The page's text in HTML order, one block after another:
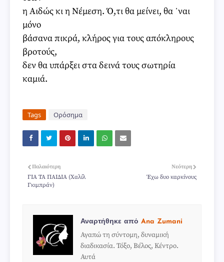
η Αιδώς κι η Νέμεση. Ό,τι θα μείνει, θα ᾽ναι
μόνο
βάσανα πικρά, κλήρος για τους απόκληρους
βροτούς,
δεν θα υπάρξει στα δεινά τους σωτηρία
καμιά.
Tags Ορόσημα
Νεότερη
Έχω δυο καρκίνους
Παλαιότερη
ΓΙΑ ΤΑ ΠΑΙΔΙΑ (Χαλίλ
Γκιμπράν)
Αναρτήθηκε από Ana Zumani
Αγαπώ τη σύντομη, δυναμική
διαδικασία. Τόξο, Βέλος, Κέντρο.
Αυτά